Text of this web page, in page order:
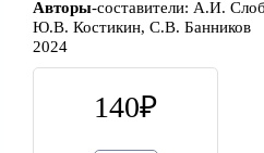
Авторы-составители: А.И.
Ю.В. Костикин, С.В. Банников
2024
140